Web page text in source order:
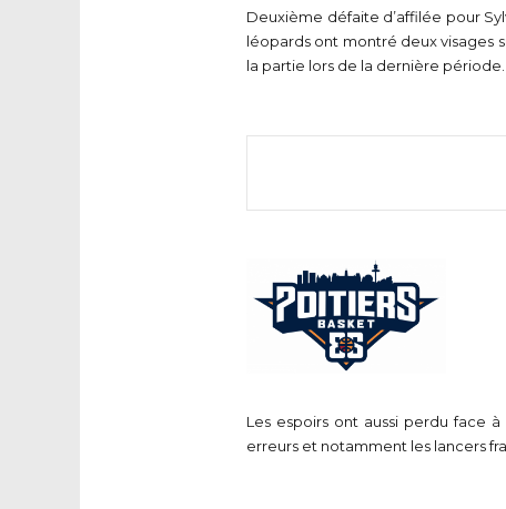
Deuxième défaite d’affilée pour
léopards ont montré deux visages
la partie lors de la dernière
Les espoirs ont aussi perdu face
erreurs et notamment les lancers